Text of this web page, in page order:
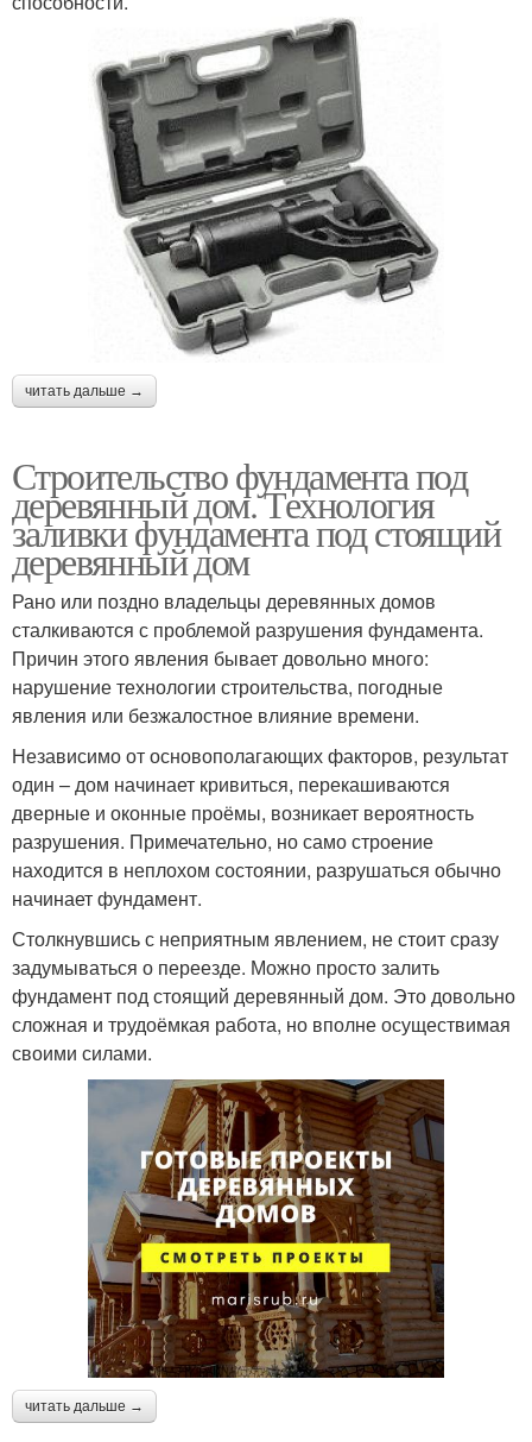
читать дальше →
Строительство фундамента под
деревянный дом. Технология
заливки фундамента под стоящий
деревянный дом
Рано или поздно владельцы деревянных домов
сталкиваются с проблемой разрушения фундамента.
Причин этого явления бывает довольно много:
нарушение технологии строительства, погодные
явления или безжалостное влияние времени.
Независимо от основополагающих факторов, результат
один – дом начинает кривиться, перекашиваются
дверные и оконные проёмы, возникает вероятность
разрушения. Примечательно, но само строение
находится в неплохом состоянии, разрушаться обычно
начинает фундамент.
Столкнувшись с неприятным явлением, не стоит сразу
задумываться о переезде. Можно просто залить
фундамент под стоящий деревянный дом. Это довольно
сложная и трудоёмкая работа, но вполне осуществимая
своими силами.
читать дальше →